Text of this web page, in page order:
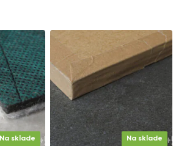
Na sklade Na sklade